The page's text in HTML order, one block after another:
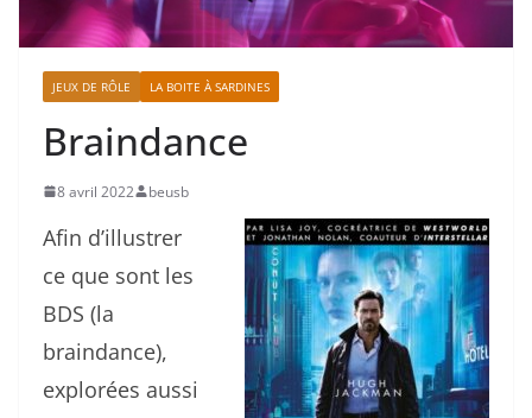
JEUX DE RÔLE LA BOITE À SARDINES
Braindance
8 avril 2022 beusb
Afin d’illustrer
ce que sont les
BDS (la
braindance),
explorées aussi